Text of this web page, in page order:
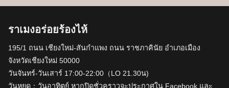
ราเมงอร่อยร้องไห้
195/1 ถนน เชียงใหม่-สันกำแพง ถนน ราชภาคินัย อำเภอเมือง
จังหวัดเชียงใหม่ 50000
วันจันทร์-วันเสาร์ 17:00-22:00（LO 21.30น)
วันหยุด：วันอาทิตย์ หากปิดชั่วคราวจะประกาศใน Facebook และ